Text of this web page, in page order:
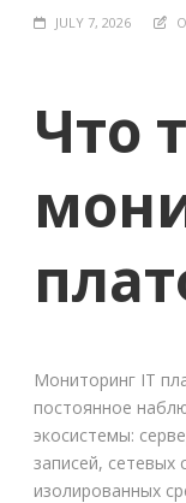
JULY 7, 2026
Что
Мониторинг IT
постоянное
экосистемы:
записей,
изолированных